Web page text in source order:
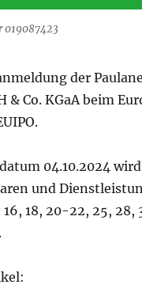
019087423
der
& Co. KGaA beim
04.10.2024
und
18, 20-22, 25, 28,